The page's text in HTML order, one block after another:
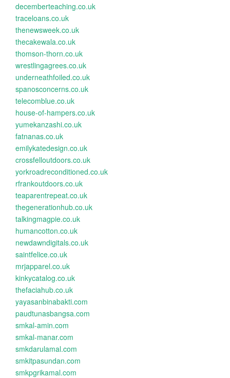
decemberteaching.co.uk
traceloans.co.uk
thenewsweek.co.uk
thecakewala.co.uk
thomson-thorn.co.uk
wrestlingagrees.co.uk
underneathfoiled.co.uk
spanosconcerns.co.uk
telecomblue.co.uk
house-of-hampers.co.uk
yumekanzashi.co.uk
fatnanas.co.uk
emilykatedesign.co.uk
crossfelloutdoors.co.uk
yorkroadreconditioned.co.uk
rfrankoutdoors.co.uk
teaparentrepeat.co.uk
thegenerationhub.co.uk
talkingmagpie.co.uk
humancotton.co.uk
newdawndigitals.co.uk
saintfelice.co.uk
mrjapparel.co.uk
kinkycatalog.co.uk
thefaciahub.co.uk
yayasanbinabakti.com
paudtunasbangsa.com
smkal-amin.com
smkal-manar.com
smkdarulamal.com
smkitpasundan.com
smkpgrikamal.com